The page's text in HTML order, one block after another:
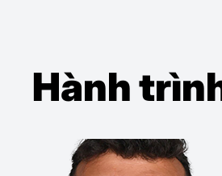
Hành